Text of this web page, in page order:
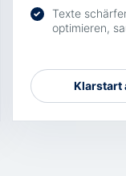
✓
Texte
optimieren,
Klarstart